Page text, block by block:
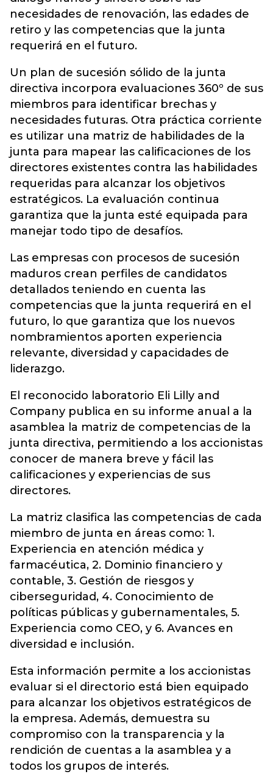
necesidades de renovación, las edades de
retiro y las competencias que la junta
requerirá en el futuro.
Un plan de sucesión sólido de la junta
directiva incorpora evaluaciones 360º de sus
miembros para identificar brechas y
necesidades futuras. Otra práctica corriente
es utilizar una matriz de habilidades de la
junta para mapear las calificaciones de los
directores existentes contra las habilidades
requeridas para alcanzar los objetivos
estratégicos. La evaluación continua
garantiza que la junta esté equipada para
manejar todo tipo de desafíos.
Las empresas con procesos de sucesión
maduros crean perfiles de candidatos
detallados teniendo en cuenta las
competencias que la junta requerirá en el
futuro, lo que garantiza que los nuevos
nombramientos aporten experiencia
relevante, diversidad y capacidades de
liderazgo.
El reconocido laboratorio Eli Lilly and
Company publica en su informe anual a la
asamblea la matriz de competencias de la
junta directiva, permitiendo a los accionistas
conocer de manera breve y fácil las
calificaciones y experiencias de sus
directores.
La matriz clasifica las competencias de cada
miembro de junta en áreas como: 1.
Experiencia en atención médica y
farmacéutica, 2. Dominio financiero y
contable, 3. Gestión de riesgos y
ciberseguridad, 4. Conocimiento de
políticas públicas y gubernamentales, 5.
Experiencia como CEO, y 6. Avances en
diversidad e inclusión.
Esta información permite a los accionistas
evaluar si el directorio está bien equipado
para alcanzar los objetivos estratégicos de
la empresa. Además, demuestra su
compromiso con la transparencia y la
rendición de cuentas a la asamblea y a
todos los grupos de interés.